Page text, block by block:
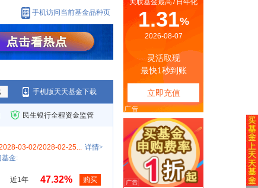
手机访问当前基金品种页
手机版天天基金下载
民生银行全程资金监管
03-02/2028-02-25... 详情>
金:
近1年 47.32%
购买